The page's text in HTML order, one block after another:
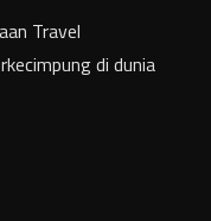
Travel
di dunia